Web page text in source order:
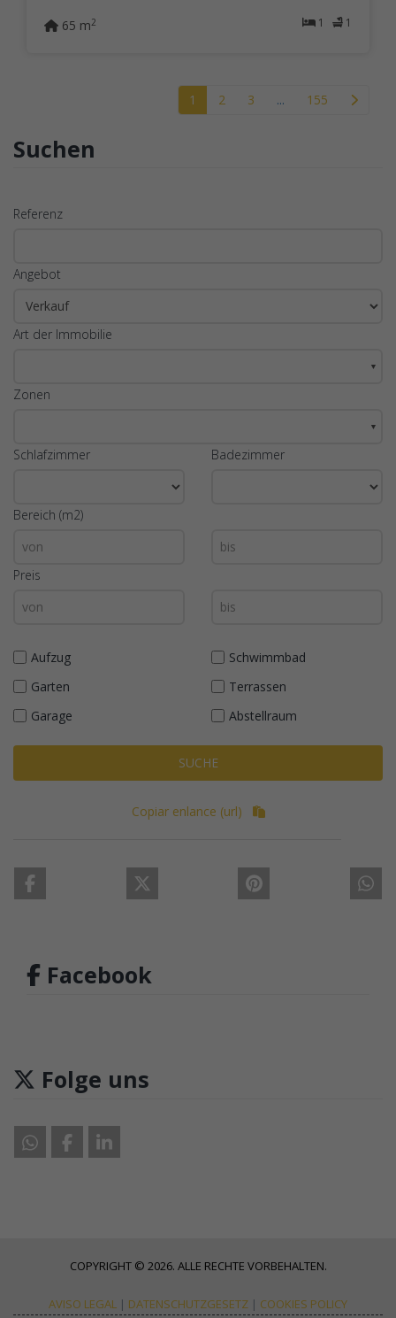
1 1
65 m2
1 2 3 ... 155
Suchen
Referenz
Angebot
Art der Immobilie
▼
Zonen
▼
Schlafzimmer Badezimmer
Bereich (m2)
Preis
Aufzug
Schwimmbad
Garten
Terrassen
Garage
Abstellraum
SUCHE
Copiar enlance (url)
Facebook
Folge uns
COPYRIGHT © 2026. ALLE RECHTE VORBEHALTEN.
AVISO LEGAL | DATENSCHUTZGESETZ | COOKIES POLICY